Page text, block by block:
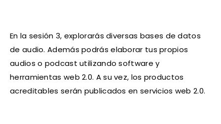
En la sesión 3, explorarás diversas bases de datos
de audio. Además podrás elaborar tus propios
audios o podcast utilizando software y
herramientas web 2.0. A su vez, los productos
acreditables serán publicados en servicios web 2.0.